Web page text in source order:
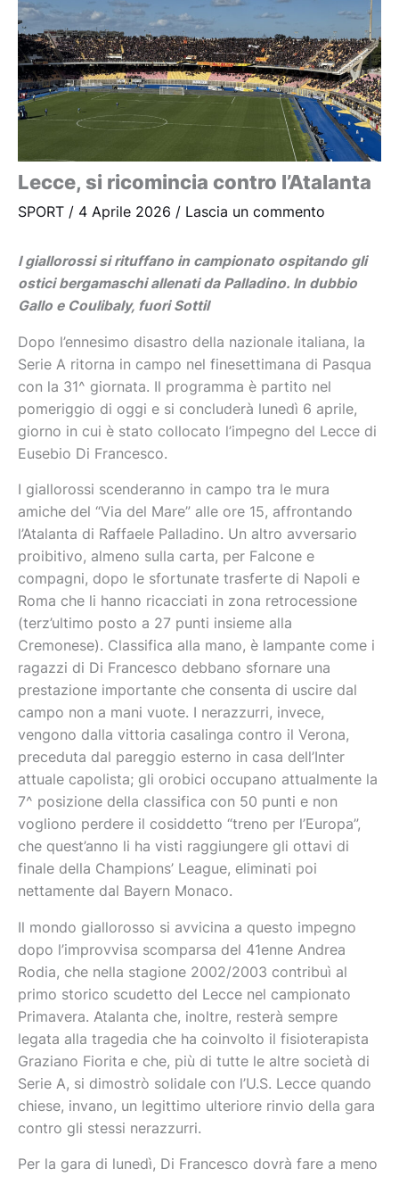
Lecce, si ricomincia contro l’Atalanta
SPORT / 4 Aprile 2026 / Lascia un commento
I giallorossi si rituffano in campionato ospitando gli
ostici bergamaschi allenati da Palladino. In dubbio
Gallo e Coulibaly, fuori Sottil
Dopo l’ennesimo disastro della nazionale italiana, la
Serie A ritorna in campo nel finesettimana di Pasqua
con la 31^ giornata. Il programma è partito nel
pomeriggio di oggi e si concluderà lunedì 6 aprile,
giorno in cui è stato collocato l’impegno del Lecce di
Eusebio Di Francesco.
I giallorossi scenderanno in campo tra le mura
amiche del “Via del Mare” alle ore 15, affrontando
l’Atalanta di Raffaele Palladino. Un altro avversario
proibitivo, almeno sulla carta, per Falcone e
compagni, dopo le sfortunate trasferte di Napoli e
Roma che li hanno ricacciati in zona retrocessione
(terz’ultimo posto a 27 punti insieme alla
Cremonese). Classifica alla mano, è lampante come i
ragazzi di Di Francesco debbano sfornare una
prestazione importante che consenta di uscire dal
campo non a mani vuote. I nerazzurri, invece,
vengono dalla vittoria casalinga contro il Verona,
preceduta dal pareggio esterno in casa dell’Inter
attuale capolista; gli orobici occupano attualmente la
7^ posizione della classifica con 50 punti e non
vogliono perdere il cosiddetto “treno per l’Europa”,
che quest’anno li ha visti raggiungere gli ottavi di
finale della Champions’ League, eliminati poi
nettamente dal Bayern Monaco.
Il mondo giallorosso si avvicina a questo impegno
dopo l’improvvisa scomparsa del 41enne Andrea
Rodia, che nella stagione 2002/2003 contribuì al
primo storico scudetto del Lecce nel campionato
Primavera. Atalanta che, inoltre, resterà sempre
legata alla tragedia che ha coinvolto il fisioterapista
Graziano Fiorita e che, più di tutte le altre società di
Serie A, si dimostrò solidale con l’U.S. Lecce quando
chiese, invano, un legittimo ulteriore rinvio della gara
contro gli stessi nerazzurri.
Per la gara di lunedì, Di Francesco dovrà fare a meno